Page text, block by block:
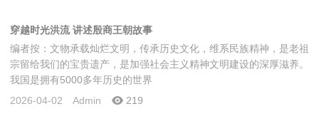
穿越时光洪流 讲述殷商王朝故事
编者按：文物承载灿烂文明，传承历史文化，维系民族精神，是老祖
宗留给我们的宝贵遗产，是加强社会主义精神文明建设的深厚滋养。
我国是拥有5000多年历史的世界
2026-04-02
Admin 219